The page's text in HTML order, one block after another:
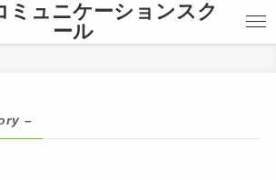
ミュニケーションスク
ール
–